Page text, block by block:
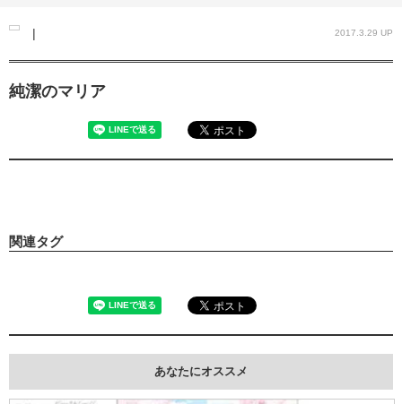
| 2017.3.29 UP
純潔のマリア
関連タグ
あなたにオススメ